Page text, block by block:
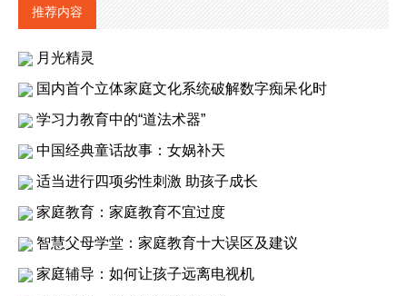
推荐内容
月光精灵
国内首个立体家庭文化系统破解数字痴呆化时
学习力教育中的“道法术器”
中国经典童话故事：女娲补天
适当进行四项劣性刺激 助孩子成长
家庭教育：家庭教育不宜过度
智慧父母学堂：家庭教育十大误区及建议
家庭辅导：如何让孩子远离电视机